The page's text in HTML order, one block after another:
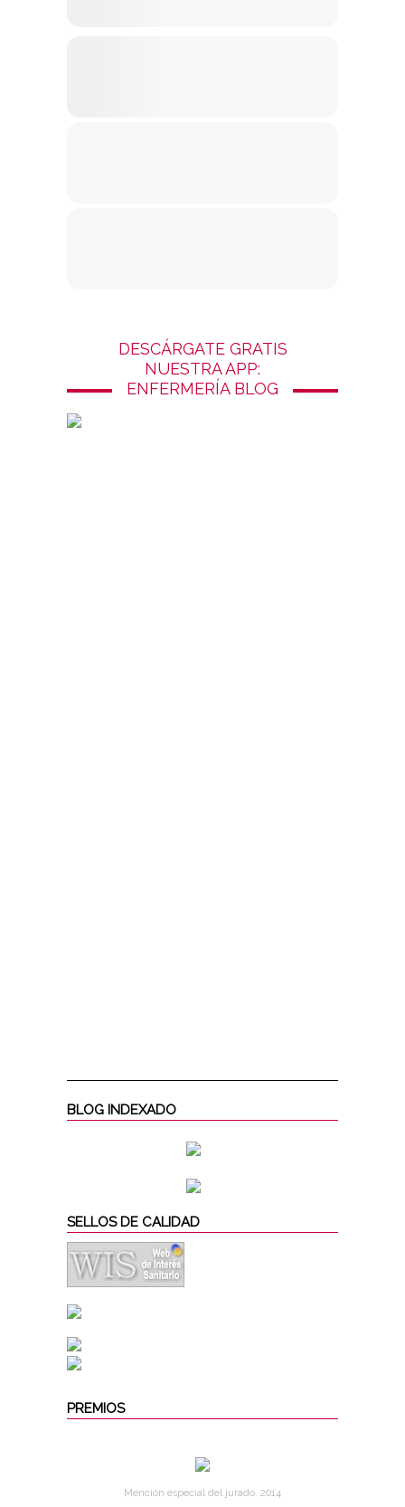
DESCÁRGATE GRATIS
NUESTRA APP:
ENFERMERÍA BLOG
BLOG INDEXADO
SELLOS DE CALIDAD
PREMIOS
Mención especial del jurado. 2014